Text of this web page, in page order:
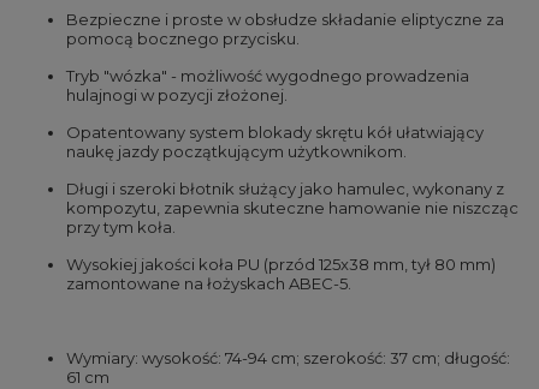
Bezpieczne i proste w obsłudze składanie eliptyczne za
pomocą bocznego przycisku.
Tryb "wózka" - możliwość wygodnego prowadzenia
hulajnogi w pozycji złożonej.
Opatentowany system blokady skrętu kół ułatwiający
naukę jazdy początkującym użytkownikom.
Długi i szeroki błotnik służący jako hamulec, wykonany z
kompozytu, zapewnia skuteczne hamowanie nie niszcząc
przy tym koła.
Wysokiej jakości koła PU (przód 125x38 mm, tył 80 mm)
zamontowane na łożyskach ABEC-5.
Wymiary: wysokość: 74-94 cm; szerokość: 37 cm; długość:
61 cm